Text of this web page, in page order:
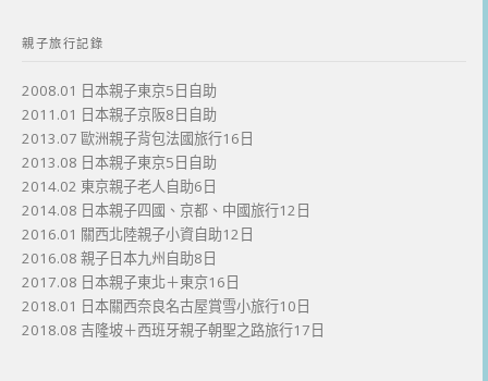
親子旅行記錄
2008.01 日本親子東京5日自助
2011.01 日本親子京阪8日自助
2013.07 歐洲親子背包法國旅行16日
2013.08 日本親子東京5日自助
2014.02 東京親子老人自助6日
2014.08 日本親子四國、京都、中國旅行12日
2016.01 關西北陸親子小資自助12日
2016.08 親子日本九州自助8日
2017.08 日本親子東北＋東京16日
2018.01 日本關西奈良名古屋賞雪小旅行10日
2018.08 吉隆坡＋西班牙親子朝聖之路旅行17日